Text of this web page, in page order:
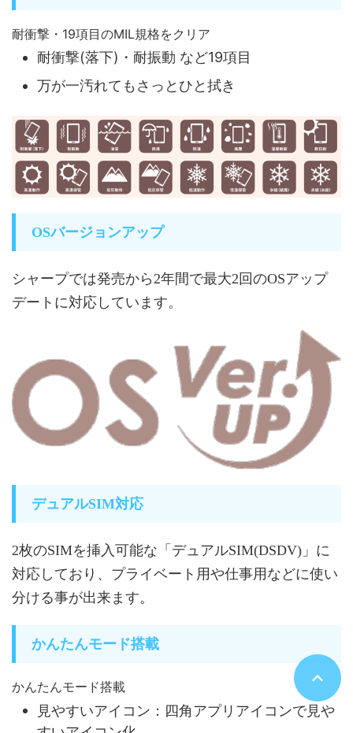
耐衝撃・19項目のMIL規格をクリア
耐衝撃(落下)・耐振動 など19項目
万が一汚れてもさっとひと拭き
OSバージョンアップ
シャープでは発売から2年間で最大2回のOSアップ
デートに対応しています。
デュアルSIM対応
2枚のSIMを挿入可能な「デュアルSIM(DSDV)」に
対応しており、プライベート用や仕事用などに使い
分ける事が出来ます。
かんたんモード搭載
かんたんモード搭載
見やすいアイコン：四角アプリアイコンで見や